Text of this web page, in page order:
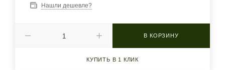
Нашли дешевле?
В КОРЗИНУ
КУПИТЬ В 1 КЛИК